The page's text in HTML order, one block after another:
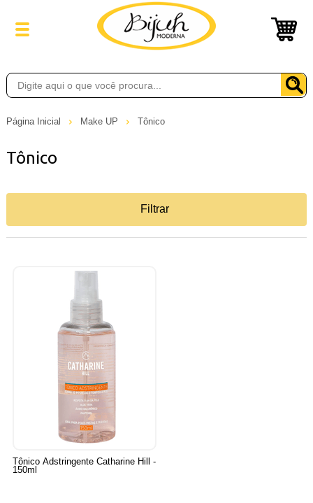
Página Inicial Make UP Tônico
Tônico
Filtrar
Tônico Adstringente Catharine Hill -
150ml